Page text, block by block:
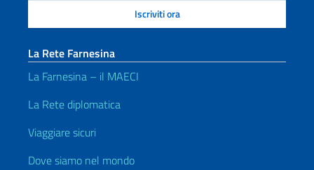
La Rete Farnesina
La Farnesina – il MAECI
La Rete diplomatica
Viaggiare sicuri
Dove siamo nel mondo